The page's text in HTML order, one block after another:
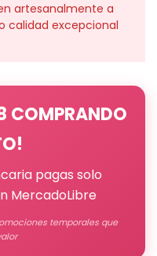
artesanalmente a
calidad excepcional
COMPRANDO
pagas solo
MercadoLibre
temporales que